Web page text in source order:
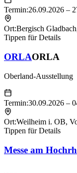
Termin:26.09.2026 –
Ort:Bergisch Gladbach
Tippen für Details
ORLAORLA
Oberland-Ausstellung
Termin:30.09.2026 –
Ort:Weilheim i. OB,
Tippen für Details
Messe am